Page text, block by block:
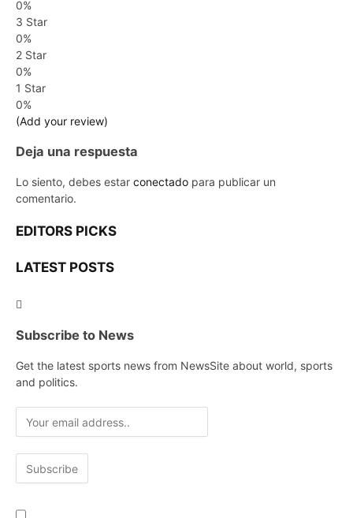
0%
3 Star
0%
2 Star
0%
1 Star
0%
(Add your review)
Deja una respuesta
Lo siento, debes estar conectado para publicar un
comentario.
EDITORS PICKS
LATEST POSTS
Subscribe to News
Get the latest sports news from NewsSite about world, sports
and politics.